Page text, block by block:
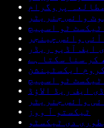
پروگرام
وائس جنریٹر
ٹیکسٹ ٹو اسپیچ
آئی وائس چینجر
ایف آڈیو ریڈر
کر سنا سکتا ہے
ایکسٹینشن
ٹیکسٹ ٹو اسپیچ
ایف ریڈ الاؤڈ
وائس جنریٹر
ٹیکستو آ ووز
دی ٹیکسٹو